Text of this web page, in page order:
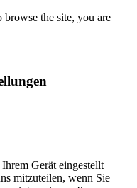
the site, you are
Gerät eingestellt
mitzuteilen, wenn Sie